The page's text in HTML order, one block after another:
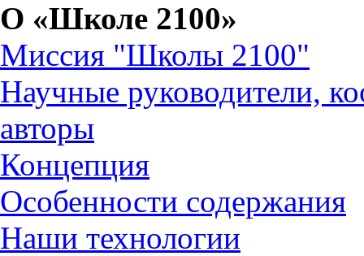
О «Школе 2100»
Миссия "Школы 2100"
Научные руководители,
авторы
Концепция
Особенности содержания
Наши технологии